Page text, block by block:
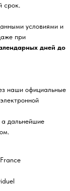
срок.
условиями и
при
дней до
наши официальные
а дальнейшие